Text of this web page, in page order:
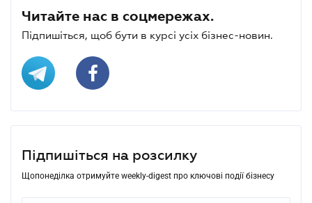
Читайте нас в соцмережах.
Підпишіться, щоб бути в курсі усіх бізнес-новин.
Підпишіться на розсилку
Щопонеділка отримуйте weekly-digest про ключові події бізнесу